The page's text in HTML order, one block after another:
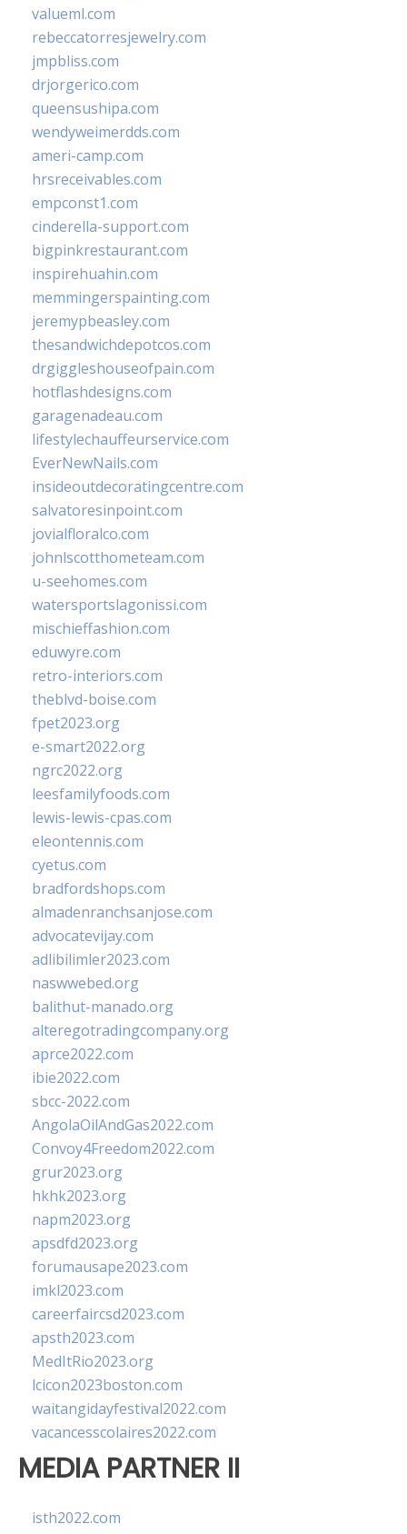
valueml.com
rebeccatorresjewelry.com
jmpbliss.com
drjorgerico.com
queensushipa.com
wendyweimerdds.com
ameri-camp.com
hrsreceivables.com
empconst1.com
cinderella-support.com
bigpinkrestaurant.com
inspirehuahin.com
memmingerspainting.com
jeremypbeasley.com
thesandwichdepotcos.com
drgiggleshouseofpain.com
hotflashdesigns.com
garagenadeau.com
lifestylechauffeurservice.com
EverNewNails.com
insideoutdecoratingcentre.com
salvatoresinpoint.com
jovialfloralco.com
johnlscotthometeam.com
u-seehomes.com
watersportslagonissi.com
mischieffashion.com
eduwyre.com
retro-interiors.com
theblvd-boise.com
fpet2023.org
e-smart2022.org
ngrc2022.org
leesfamilyfoods.com
lewis-lewis-cpas.com
eleontennis.com
cyetus.com
bradfordshops.com
almadenranchsanjose.com
advocatevijay.com
adlibilimler2023.com
naswwebed.org
balithut-manado.org
alteregotradingcompany.org
aprce2022.com
ibie2022.com
sbcc-2022.com
AngolaOilAndGas2022.com
Convoy4Freedom2022.com
grur2023.org
hkhk2023.org
napm2023.org
apsdfd2023.org
forumausape2023.com
imkl2023.com
careerfaircsd2023.com
apsth2023.com
MedItRio2023.org
lcicon2023boston.com
waitangidayfestival2022.com
vacancesscolaires2022.com
MEDIA PARTNER II
isth2022.com